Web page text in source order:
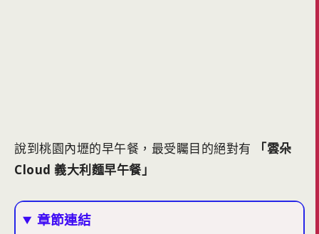
說到桃園內壢的早午餐，最受矚目的絕對有
「雲朵
Cloud 義大利麵早午餐」
章節連結